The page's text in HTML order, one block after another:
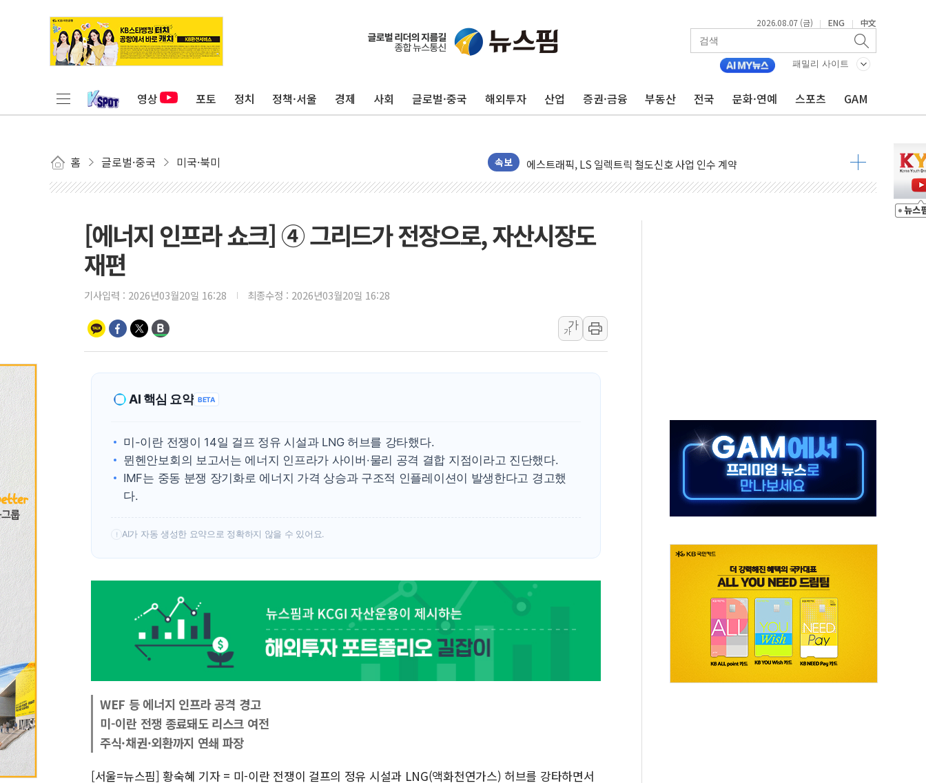
2026.08.07 (금) | ENG | 中文
패밀리 사이트
영상 포토 정치 정책·서울 경제 사회 글로벌·중국 해외투자 산업 증권·금융 부동산 전국 문화·연예 스포츠 GAM
홈 글로벌·중국 미국·북미 속보
새온, '자율주행자동차 AI 미션 챌린지' 성료
사우디 "북·남서 이란 지휘 아래 동시 공격 임박…에너지·항만 표적"
GLN인터내셔널, 방한 외국인 QR결제 서비스 확장 나선다
에스트래픽, LS 일렉트릭 철도신호 사업 인수 계약
폭염에 하루 온열질환자 208명…누적 사망자 23명·가축 83만마리 폐사
[특징주] 저가 매수 유입…프리마켓 대형주 소폭 반등
이란 협상단장, 트럼프 'TACO' 조롱 "쇼외교...더 이상 필요 없다"
풀무원푸드앤컬처, 인천공항서 '팔도음식대전'
애경산업, 서울시 취약계층 위해 53억원 상당 통큰 기부
카드사 고객 유입 창구 된 '트래블카드'…휴가철 넘어 장기 고객 묶는다
제나벨, 배우 공승연 브랜드 모델 발탁… 부산 광안서 약국 팝업스토어 운영
[에너지 인프라 쇼크] ④ 그리드가 전장으로, 자산시장도
재편
기사입력 : 2026년03월20일 16:28 최종수정 : 2026년03월20일 16:28
가
가
AI 핵심 요약 BETA
미-이란 전쟁이 14일 걸프 정유 시설과 LNG 허브를 강타했다.
뮌헨안보회의 보고서는 에너지 인프라가 사이버·물리 공격 결합 지점이라고 진단했다.
IMF는 중동 분쟁 장기화로 에너지 가격 상승과 구조적 인플레이션이 발생한다고 경고했
다.
! AI가 자동 생성한 요약으로 정확하지 않을 수 있어요.
WEF 등 에너지 인프라 공격 경고
미-이란 전쟁 종료돼도 리스크 여전
주식·채권·외환까지 연쇄 파장
[서울=뉴스핌] 황숙혜 기자 = 미-이란 전쟁이 걸프의 정유 시설과 LNG(액화천연가스) 허브를 강타하면서